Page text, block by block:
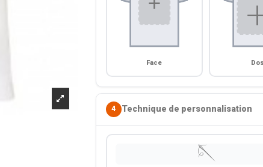
Face Dos
4 Technique de personnalisation
🪡